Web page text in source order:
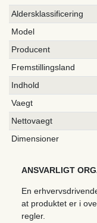
Aldersklassificering
Model
Producent
Fremstillingsland
Indhold
Vaegt
Nettovaegt
Dimensioner
ANSVARLIGT
En
at produktet er i
regler.